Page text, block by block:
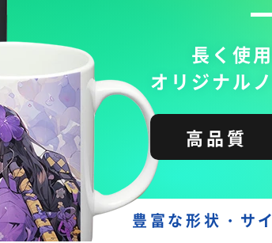
長く使
オリジナル
高品質
豊富な形状・サ